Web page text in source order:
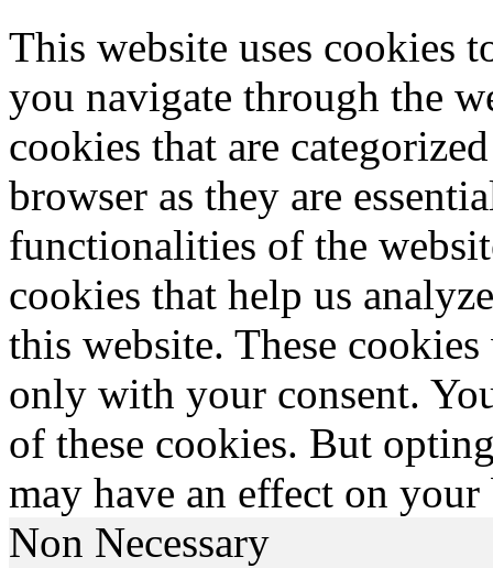
This website uses cookies
you navigate through the
cookies that are
browser as they are
functionalities of the
cookies that help us
this website. These
only with your consent.
of these cookies. But
may have an effect on
Non Necessary